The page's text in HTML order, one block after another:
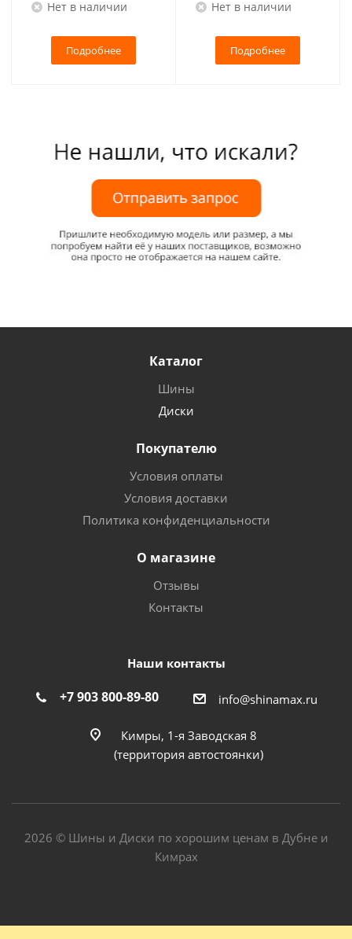
Нет в наличии
Подробнее
Нет в наличии
Подробнее
Каталог
Шины
Диски
Покупателю
Условия оплаты
Условия доставки
Политика конфиденциальности
О магазине
Отзывы
Контакты
Наши контакты
+7 903 800-89-80 info@shinamax.ru
Кимры, 1-я Заводская 8
(территория автостоянки)
2026 © Шины и Диски по хорошим ценам в Дубне и
Кимрах